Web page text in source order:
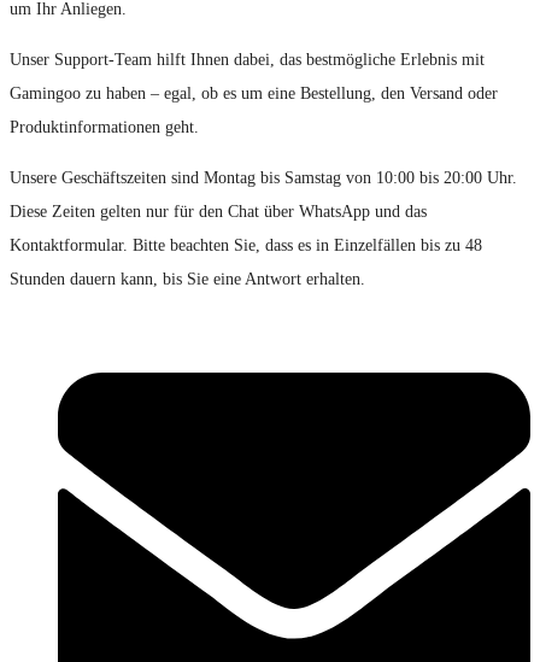
um Ihr Anliegen.
Unser Support-Team hilft Ihnen dabei, das bestmögliche Erlebnis mit
Gamingoo zu haben – egal, ob es um eine Bestellung, den Versand oder
Produktinformationen geht.
Unsere Geschäftszeiten sind Montag bis Samstag von 10:00 bis 20:00 Uhr.
Diese Zeiten gelten nur für den Chat über WhatsApp und das
Kontaktformular. Bitte beachten Sie, dass es in Einzelfällen bis zu 48
Stunden dauern kann, bis Sie eine Antwort erhalten.